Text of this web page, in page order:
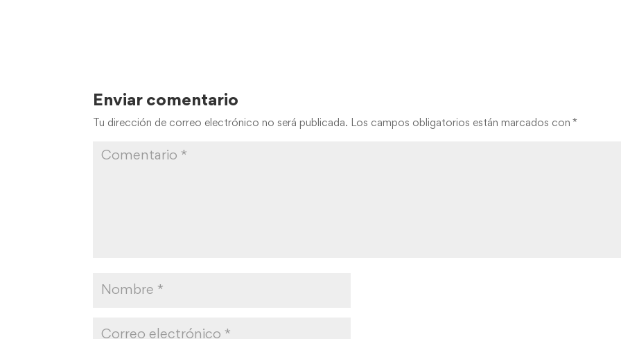
Enviar comentario
Tu dirección de correo electrónico no será publicada. Los campos obligatorios están marcados con*